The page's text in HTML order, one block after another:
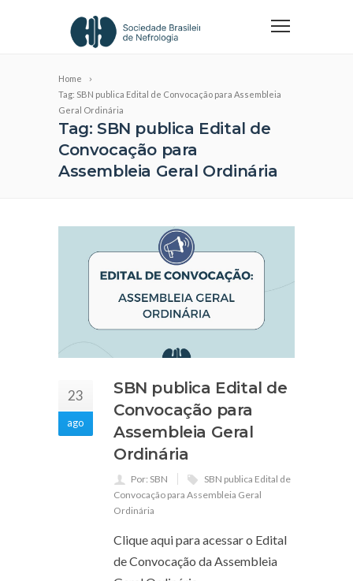
Home
Tag: SBN publica Edital de Convocação para Assembleia
Geral Ordinária
Tag: SBN publica Edital de
Convocação para
Assembleia Geral Ordinária
23
ago
SBN publica Edital de
Convocação para
Assembleia Geral
Ordinária
Por: SBN
SBN publica Edital de
Convocação para Assembleia Geral
Ordinária
Clique aqui para acessar o Edital
de Convocação da Assembleia